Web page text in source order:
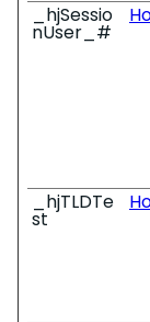
_hjSessio
nUser_#
_hjTLDTe
st